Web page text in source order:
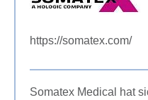
https://somatex.com/
Somatex Medical hat